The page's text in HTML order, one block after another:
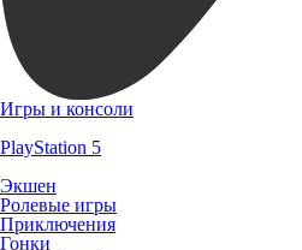
Игры и консоли
PlayStation 5
Экшен
Ролевые игры
Приключения
Гонки